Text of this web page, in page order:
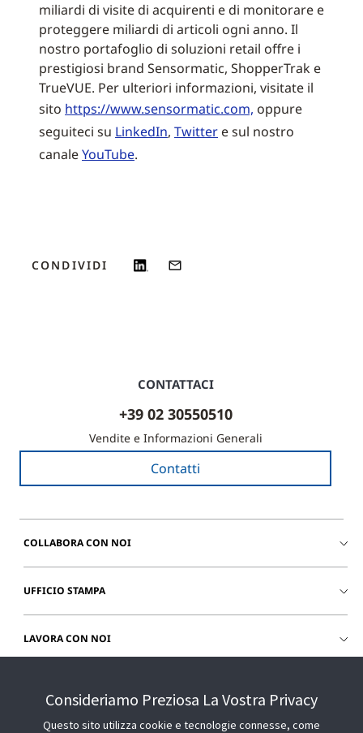
miliardi di visite di acquirenti e di monitorare e
proteggere miliardi di articoli ogni anno. Il
nostro portafoglio di soluzioni retail offre i
prestigiosi brand Sensormatic, ShopperTrak e
TrueVUE. Per ulteriori informazioni, visitate il
sito https://www.sensormatic.com, oppure
seguiteci su LinkedIn, Twitter e sul nostro
canaleYouTube.
CONDIVIDI
CONTATTACI
+39 02 30550510
Vendite e Informazioni Generali
Contatti
COLLABORA CON NOI
UFFICIO STAMPA
LAVORA CON NOI
Consideriamo Preziosa La Vostra Privacy
Questo sito utilizza cookie e tecnologie connesse, come